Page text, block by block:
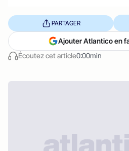
Écoutez cet article0:00min
PARTAGER
Ajouter Atlantico en